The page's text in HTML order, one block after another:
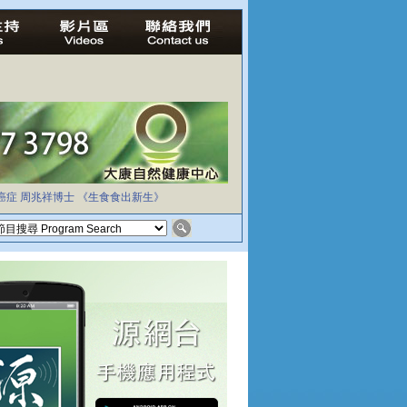
症 周兆祥博士 《生食食出新生》